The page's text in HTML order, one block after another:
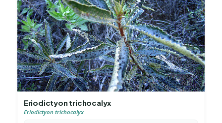
Eriodictyon trichocalyx
Eriodictyon trichocalyx